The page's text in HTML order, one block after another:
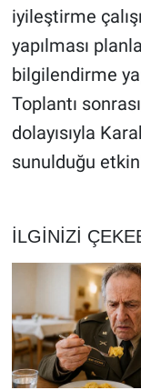
iyileştirme
yapılması
bilgilendirme
Toplantı
dolayısıyla
sunulduğu